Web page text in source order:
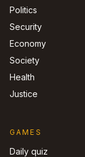
Politics
Security
Economy
Society
Health
Justice
GAMES
Daily quiz